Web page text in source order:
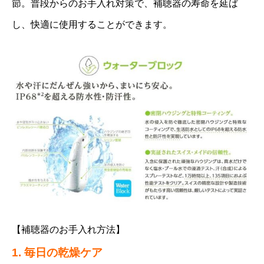
節。普段からのお手入れ対策で、補聴器の寿命を延ば
し、快適に使用することができます。
【補聴器のお手入れ方法】
1. 毎日の乾燥ケア